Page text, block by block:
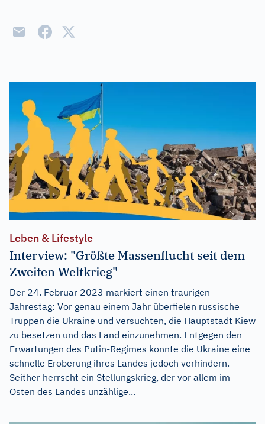
Leben & Lifestyle
Interview: "Größte Massenflucht seit dem
Zweiten Weltkrieg"
Der 24. Februar 2023 markiert einen traurigen
Jahrestag: Vor genau einem Jahr überfielen russische
Truppen die Ukraine und versuchten, die Hauptstadt Kiew
zu besetzen und das Land einzunehmen. Entgegen den
Erwartungen des Putin-Regimes konnte die Ukraine eine
schnelle Eroberung ihres Landes jedoch verhindern.
Seither herrscht ein Stellungskrieg, der vor allem im
Osten des Landes unzählige...